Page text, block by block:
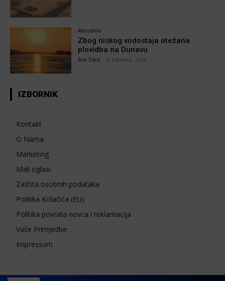
Aktualno
Zbog niskog vodostaja otežana
plovidba na Dunavu
Ana Tokić 6 kolovoza, 2026
IZBORNIK
Kontakt
O Nama
Marketing
Mali oglasi
Zaštita osobnih podataka
Politika Kolačića (EU)
Politika povrata novca i reklamacija
Vaše Primjedbe
Impressum